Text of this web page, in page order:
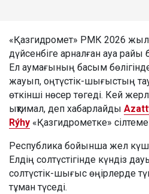
«Қазгидромет» РМК 2026
дүйсенбіге арналған ауа
Ел аумағының басым
жауып, оңтүстік-шығыстың
өткінші нөсер төгеді. Кей
ықтимал, деп хабарлайды
Rýhy «Қазгидрометке»
Республика бойынша жел
Елдің солтүстігінде күндіз
солтүстік-шығыс өңірлерде
тұман түседі.